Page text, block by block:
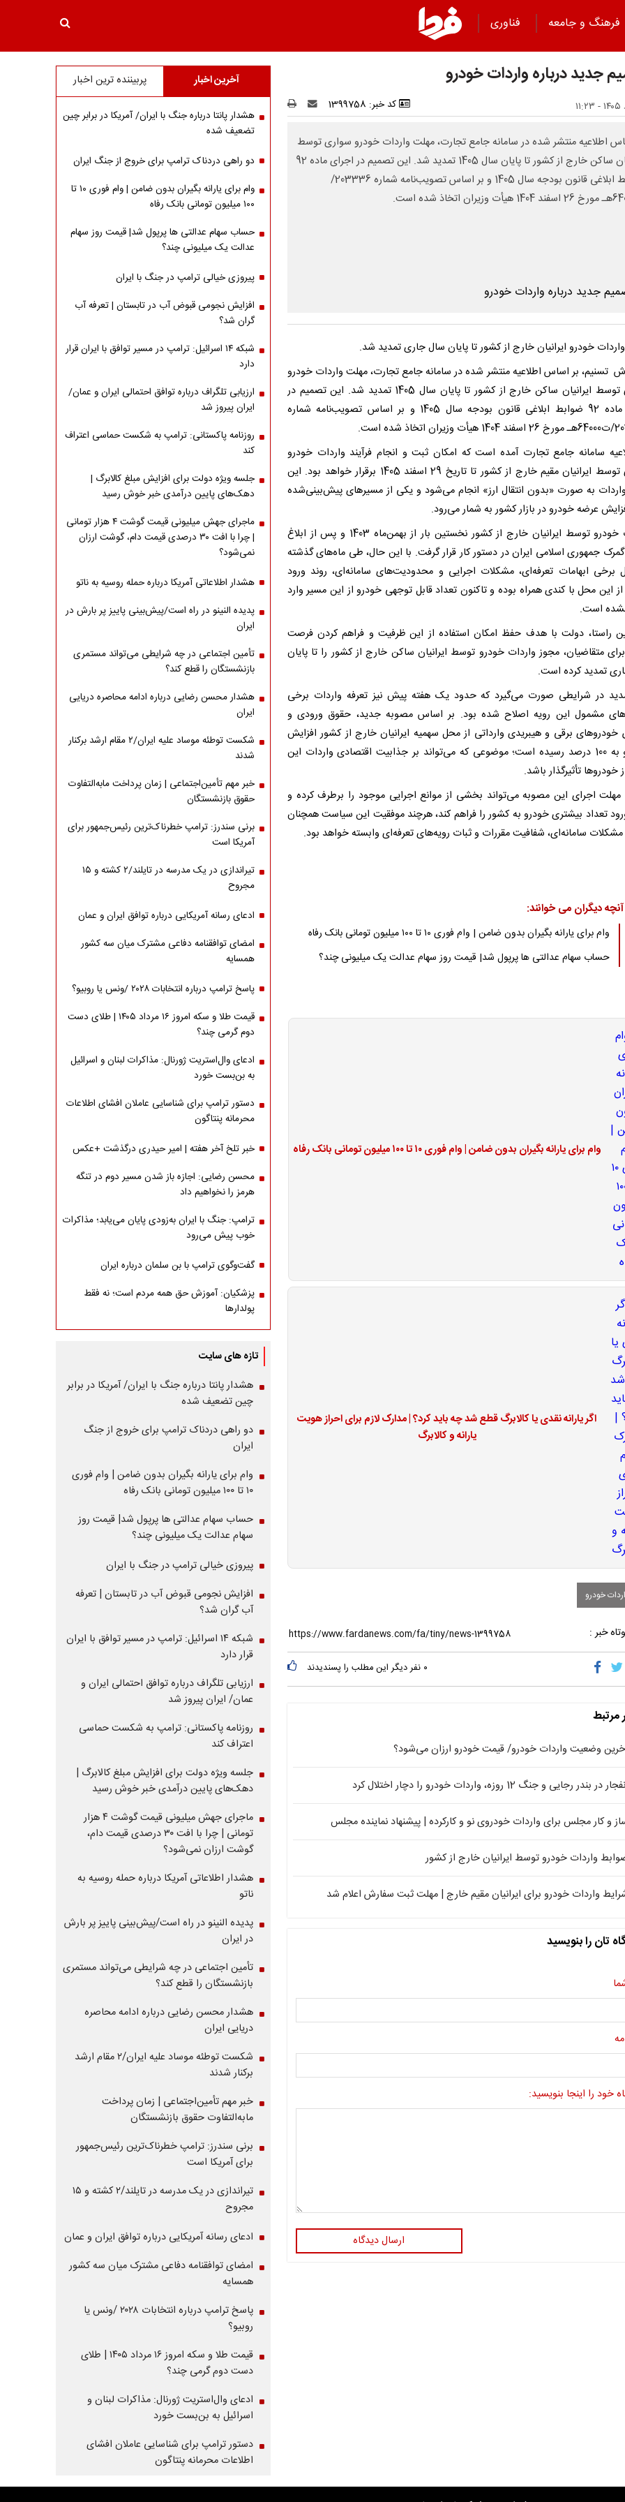
فرهنگ و جامعه فناوری
جدید درباره واردات خودرو
کد خبر: 1399758
اطلاعیه منتشر شده در سامانه جامع تجارت، مهلت واردات خودرو سواری توسط
ایرانیان ساکن خارج از کشور تا پایان سال 1405 تمدید شد. این تصمیم در اجرای ماده 92
ضوابط ابلاغی قانون بودجه سال 1405 و بر اساس تصویب‌نامه شماره 203336/
خودرو ایرانیان خارج از کشور تا پایان سال جاری تمدید شد.
تسنیم، بر اساس اطلاعیه منتشر شده در سامانه جامع تجارت، مهلت واردات خودرو
سواری توسط ایرانیان ساکن خارج از کشور تا پایان سال 1405 تمدید شد. این تصمیم در
اجرای ماده 92 ضوابط ابلاغی قانون بودجه سال 1405 و بر اساس تصویب‌نامه شماره
شده است.
سامانه جامع تجارت آمده است که امکان ثبت و انجام فرآیند واردات خودرو
سواری توسط ایرانیان مقیم خارج از کشور تا تاریخ 29 اسفند 1405 برقرار خواهد بود. این
به صورت «بدون انتقال ارز» انجام می‌شود و یکی از مسیرهای پیش‌بینی‌شده
عرضه خودرو در بازار کشور به شمار می‌رود.
واردات خودرو توسط ایرانیان خارج از کشور نخستین بار از بهمن‌ماه 1403 و پس از ابلاغ
جمهوری اسلامی ایران در دستور کار قرار گرفت. با این حال، طی ماه‌های گذشته
برخی ابهامات تعرفه‌ای، مشکلات اجرایی و محدودیت‌های سامانه‌ای، روند ورود
این محل با کندی همراه بوده و تاکنون تعداد قابل توجهی خودرو از این مسیر وارد
است.
راستا، دولت با هدف حفظ امکان استفاده از این ظرفیت و فراهم کردن فرصت
متقاضیان، مجوز واردات خودرو توسط ایرانیان ساکن خارج از کشور را تا پایان
تمدید کرده است.
در شرایطی صورت می‌گیرد که حدود یک هفته پیش نیز تعرفه واردات برخی
مشمول این رویه اصلاح شده بود. بر اساس مصوبه جدید، حقوق ورودی و
برقی و هیبریدی وارداتی از محل سهمیه ایرانیان خارج از کشور افزایش
یافته و به 100 درصد رسیده است؛ موضوعی که می‌تواند بر جذابیت اقتصادی واردات این
خودروها تأثیرگذار باشد.
اجرای این مصوبه می‌تواند بخشی از موانع اجرایی موجود را برطرف کرده و
تعداد بیشتری خودرو به کشور را فراهم کند، هرچند موفقیت این سیاست همچنان
سامانه‌ای، شفافیت مقررات و ثبات رویه‌های تعرفه‌ای وابسته خواهد بود.
آنچه دیگران می خوانند:
وام برای یارانه بگیران بدون ضامن | وام فوری ۱۰ تا ۱۰۰ میلیون تومانی بانک رفاه
حساب سهام عدالتی ها پرپول شد| قیمت روز سهام عدالت یک میلیونی چند؟
وام برای یارانه بگیران بدون ضامن | وام فوری ۱۰ تا ۱۰۰ میلیون تومانی بانک رفاه
اگر یارانه نقدی یا کالابرگ قطع شد چه باید کرد؟ | مدارک لازم برای احراز هویت
یارانه و کالابرگ
خودرو
خبر :
۰ نفر دیگر این مطلب را پسندیدند
مرتبط
وضعیت واردات خودرو/ قیمت‌ خودرو ارزان می‌شود؟
در بندر رجایی و جنگ 12 روزه، واردات خودرو را دچار اختلال کرد
و کار مجلس برای واردات خودروی نو و کارکرده | پیشنهاد نماینده مجلس
واردات خودرو توسط ایرانیان خارج از کشور
واردات خودرو برای ایرانیان مقیم خارج | مهلت ثبت سفارش اعلام شد
تان را بنویسید
خود را اینجا بنویسید:
ارسال دیدگاه
آخرین اخبار پربیننده ترین اخبار
هشدار پانتا درباره جنگ با ایران/ آمریکا در برابر چین
تضعیف شده
دو راهی دردناک ترامپ برای خروج از جنگ ایران
وام برای یارانه بگیران بدون ضامن | وام فوری ۱۰ تا
۱۰۰ میلیون تومانی بانک رفاه
حساب سهام عدالتی ها پرپول شد| قیمت روز سهام
عدالت یک میلیونی چند؟
پیروزی خیالی ترامپ در جنگ با ایران
افزایش نجومی قبوض آب در تابستان | تعرفه آب
گران شد؟
شبکه ۱۴ اسرائیل: ترامپ در مسیر توافق با ایران قرار
دارد
ارزیابی تلگراف درباره توافق احتمالی ایران و عمان/
ایران پیروز شد
روزنامه پاکستانی: ترامپ به شکست حماسی اعتراف
کند
جلسه ویژه دولت برای افزایش مبلغ کالابرگ |
دهک‌های پایین درآمدی خبر خوش رسید
ماجرای جهش میلیونی قیمت گوشت ۴ هزار تومانی
| چرا با افت ۳۰ درصدی قیمت دام، گوشت ارزان
نمی‌شود؟
هشدار اطلاعاتی آمریکا درباره حمله روسیه به ناتو
پدیده النینو در راه است/پیش‌بینی پاییز پر بارش در
ایران
تأمین اجتماعی در چه شرایطی می‌تواند مستمری
بازنشستگان را قطع کند؟
هشدار محسن رضایی درباره ادامه محاصره دریایی
ایران
شکست توطئه موساد علیه ایران/۲ مقام‌ ارشد برکنار
شدند
خبر مهم تأمین‌اجتماعی | زمان پرداخت مابه‌التفاوت
حقوق بازنشستگان
برنی سندرز: ترامپ خطرناک‌ترین رئیس‌جمهور برای
آمریکا است
تیراندازی در یک مدرسه در تایلند/۲ کشته و ۱۵
مجروح
ادعای رسانه آمریکایی درباره توافق ایران و عمان
امضای توافقنامه دفاعی مشترک میان سه کشور
همسایه
پاسخ ترامپ درباره انتخابات ۲۰۲۸ /ونس یا روبیو؟
قیمت طلا و سکه امروز ۱۶ مرداد ۱۴۰۵ | طلای دست
دوم گرمی چند؟
ادعای وال‌استریت ژورنال: مذاکرات لبنان و اسرائیل
به بن‌بست خورد
دستور ترامپ برای شناسایی عاملان افشای اطلاعات
محرمانه پنتاگون
خبر تلخ آخر هفته | امیر حیدری درگذشت +عکس
محسن رضایی: اجازه باز شدن مسیر دوم در تنگه
هرمز را نخواهیم داد
ترامپ: جنگ با ایران به‌زودی پایان می‌یابد؛ مذاکرات
خوب پیش می‌رود
گفت‌وگوی ترامپ با بن سلمان درباره ایران
پزشکیان: آموزش حق همه مردم است؛ نه فقط
پولدارها
تازه های سایت
هشدار پانتا درباره جنگ با ایران/ آمریکا در برابر
چین تضعیف شده
دو راهی دردناک ترامپ برای خروج از جنگ
ایران
وام برای یارانه بگیران بدون ضامن | وام فوری
۱۰ تا ۱۰۰ میلیون تومانی بانک رفاه
حساب سهام عدالتی ها پرپول شد| قیمت روز
سهام عدالت یک میلیونی چند؟
پیروزی خیالی ترامپ در جنگ با ایران
افزایش نجومی قبوض آب در تابستان | تعرفه
آب گران شد؟
شبکه ۱۴ اسرائیل: ترامپ در مسیر توافق با ایران
قرار دارد
ارزیابی تلگراف درباره توافق احتمالی ایران و
عمان/ ایران پیروز شد
روزنامه پاکستانی: ترامپ به شکست حماسی
اعتراف کند
جلسه ویژه دولت برای افزایش مبلغ کالابرگ |
دهک‌های پایین درآمدی خبر خوش رسید
ماجرای جهش میلیونی قیمت گوشت ۴ هزار
تومانی | چرا با افت ۳۰ درصدی قیمت دام،
گوشت ارزان نمی‌شود؟
هشدار اطلاعاتی آمریکا درباره حمله روسیه به
ناتو
پدیده النینو در راه است/پیش‌بینی پاییز پر بارش
در ایران
تأمین اجتماعی در چه شرایطی می‌تواند مستمری
بازنشستگان را قطع کند؟
هشدار محسن رضایی درباره ادامه محاصره
دریایی ایران
شکست توطئه موساد علیه ایران/۲ مقام‌ ارشد
برکنار شدند
خبر مهم تأمین‌اجتماعی | زمان پرداخت
مابه‌التفاوت حقوق بازنشستگان
برنی سندرز: ترامپ خطرناک‌ترین رئیس‌جمهور
برای آمریکا است
تیراندازی در یک مدرسه در تایلند/۲ کشته و ۱۵
مجروح
ادعای رسانه آمریکایی درباره توافق ایران و عمان
امضای توافقنامه دفاعی مشترک میان سه کشور
همسایه
پاسخ ترامپ درباره انتخابات ۲۰۲۸ /ونس یا
روبیو؟
قیمت طلا و سکه امروز ۱۶ مرداد ۱۴۰۵ | طلای
دست دوم گرمی چند؟
ادعای وال‌استریت ژورنال: مذاکرات لبنان و
اسرائیل به بن‌بست خورد
دستور ترامپ برای شناسایی عاملان افشای
اطلاعات محرمانه پنتاگون